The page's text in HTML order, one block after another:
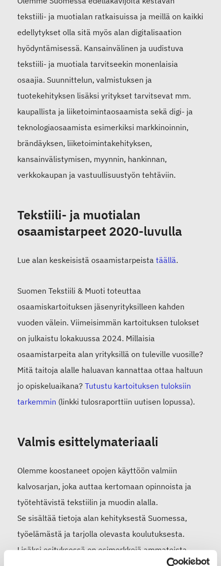
tekstiili- ja muotialan ratkaisuissa ja meillä on kaikki
edellytykset olla sitä myös alan digitalisaation
hyödyntämisessä. Kansainvälinen ja uudistuva
tekstiili- ja muotiala tarvitseekin monenlaisia
osaajia. Suunnittelun, valmistuksen ja
tuotekehityksen lisäksi yritykset tarvitsevat mm.
kaupallista ja liiketoimintaosaamista sekä digi- ja
teknologiaosaamista esimerkiksi markkinoinnin,
brändäyksen, liiketoimintakehityksen,
kansainvälistymisen, myynnin, hankinnan,
verkkokaupan ja vastuullisuustyön tehtäviin.
Tekstiili- ja muotialan
osaamistarpeet 2020-luvulla
Lue alan keskeisistä osaamistarpeista täällä.
Suomen Tekstiili & Muoti toteuttaa
osaamiskartoituksen jäsenyrityksilleen kahden
vuoden välein. Viimeisimmän kartoituksen tulokset
on julkaistu lokakuussa 2024. Millaisia
osaamistarpeita alan yrityksillä on tuleville vuosille?
Mitä taitoja alalle haluavan kannattaa ottaa haltuun
jo opiskeluaikana? Tutustu kartoituksen tuloksiin
tarkemmin (linkki tulosraporttiin uutisen lopussa).
Valmis esittelymateriaali
Olemme koostaneet opojen käyttöön valmiin
kalvosarjan, joka auttaa kertomaan opinnoista ja
työtehtävistä tekstiilin ja muodin alalla.
Se sisältää tietoja alan kehityksestä Suomessa,
työelämästä ja tarjolla olevasta koulutuksesta.
Lisäksi esityksessä on esimerkkejä ammateista,